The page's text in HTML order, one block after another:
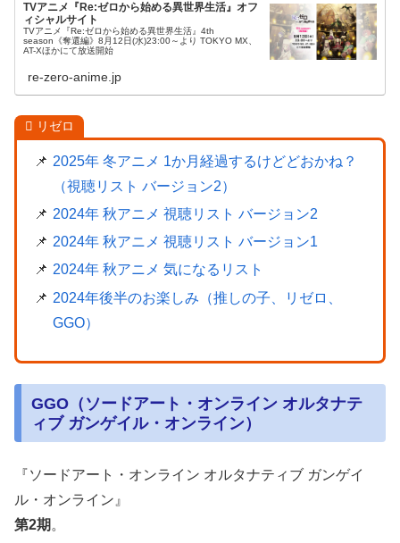
TVアニメ『Re:ゼロから始める異世界生活』オフ
ィシャルサイト
TVアニメ『Re:ゼロから始める異世界生活』4th
season《奪還編》8月12日(水)23:00～より TOKYO MX、
AT-Xほかにて放送開始
re-zero-anime.jp
リゼロ
2025年 冬アニメ 1か月経過するけどどおかね？
（視聴リスト バージョン2）
2024年 秋アニメ 視聴リスト バージョン2
2024年 秋アニメ 視聴リスト バージョン1
2024年 秋アニメ 気になるリスト
2024年後半のお楽しみ（推しの子、リゼロ、
GGO）
GGO（ソードアート・オンライン オルタナテ
ィブ ガンゲイル・オンライン）
『ソードアート・オンライン オルタナティブ ガンゲイ
ル・オンライン』
第2期 。